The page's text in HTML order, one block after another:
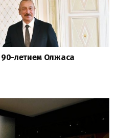
90-летием Олжаса